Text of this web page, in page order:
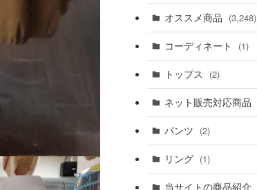
オススメ商品 (3,248)
コーディネート (1)
トップス (2)
ネット販売対応商品
パンツ (2)
リング (1)
当サイトの商品紹介